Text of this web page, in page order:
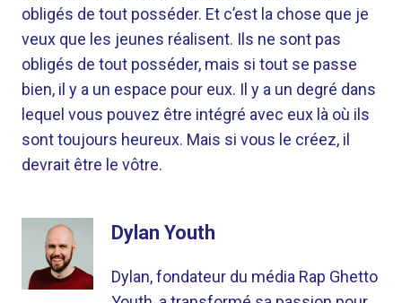
obligés de tout posséder. Et c’est la chose que je
veux que les jeunes réalisent. Ils ne sont pas
obligés de tout posséder, mais si tout se passe
bien, il y a un espace pour eux. Il y a un degré dans
lequel vous pouvez être intégré avec eux là où ils
sont toujours heureux. Mais si vous le créez, il
devrait être le vôtre.
Dylan Youth
Dylan, fondateur du média Rap Ghetto